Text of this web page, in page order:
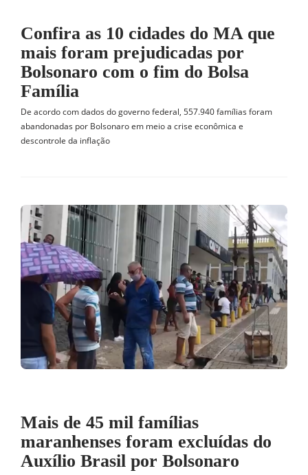
Confira as 10 cidades do MA que
mais foram prejudicadas por
Bolsonaro com o fim do Bolsa
Família
De acordo com dados do governo federal, 557.940 famílias foram
abandonadas por Bolsonaro em meio a crise econômica e
descontrole da inflação
Mais de 45 mil famílias
maranhenses foram excluídas do
Auxílio Brasil por Bolsonaro